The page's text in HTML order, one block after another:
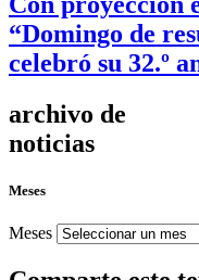
“Domingo de
celebró su 32.º
archivo de
noticias
Meses
Meses